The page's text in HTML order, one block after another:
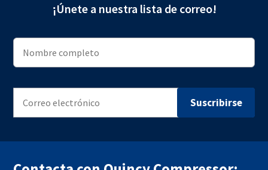
¡Únete a nuestra lista de correo!